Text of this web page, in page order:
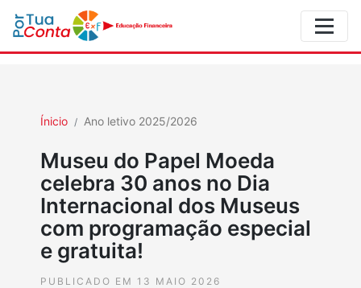
Ínicio Ano letivo 2025/2026
Museu do Papel Moeda
celebra 30 anos no Dia
Internacional dos Museus
com programação especial
e gratuita!
PUBLICADO EM 13 MAIO 2026